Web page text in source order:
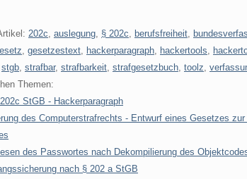
202c auslegung § 202c berufsfreiheit
gesetzestext hackerparagraph hackertools
stgb strafbar, strafbarkeit strafgesetzbuch toolz
Themen:
StGB - Hackerparagraph
des Computerstrafrechts - Entwurf eines Gesetzes zur
des Passwortes nach Dekompilierung des
nach § 202 a StGB